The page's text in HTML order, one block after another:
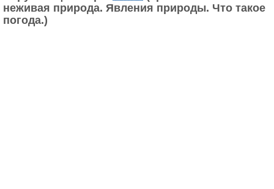
неживая природа. Явления природы. Что такое
погода.)